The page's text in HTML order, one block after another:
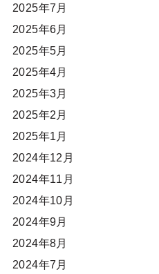
2025年7月
2025年6月
2025年5月
2025年4月
2025年3月
2025年2月
2025年1月
2024年12月
2024年11月
2024年10月
2024年9月
2024年8月
2024年7月